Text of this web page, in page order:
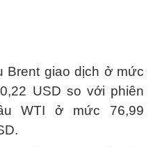
Brent giao dịch ở mức
USD so với phiên
WTI ở mức 76,99